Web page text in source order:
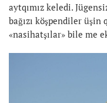
aytqımız keledi.
bağızı köşpendiler üşin
«nasihatşılar» bile me